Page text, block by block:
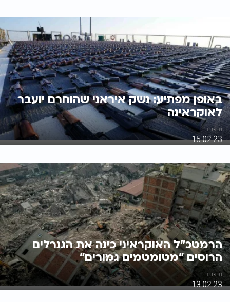
באופן מפתיע: נשק איראני שהוחרם יועבר
לאוקראינה
מ. פריד
15.02.23
הרמטכ"ל האוקראיני כינה את הגנרלים
הרוסים "מטומטמים גמורים"
מ. פריד
13.02.23